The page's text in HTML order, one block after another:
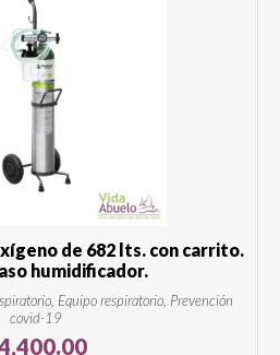
de 682 lts. con carrito.
humidificador.
Equipo respiratorio, Prevención
covid-19